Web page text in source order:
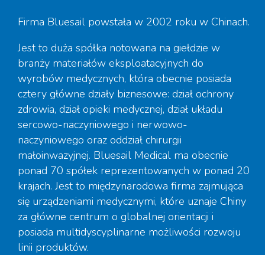
Firma Bluesail powstała w 2002 roku w Chinach.
Jest to duża spółka notowana na giełdzie w
branży materiałów eksploatacyjnych do
wyrobów medycznych, która obecnie posiada
cztery główne działy biznesowe: dział ochrony
zdrowia, dział opieki medycznej, dział układu
sercowo-naczyniowego i nerwowo-
naczyniowego oraz oddział chirurgii
małoinwazyjnej. Bluesail Medical ma obecnie
ponad 70 spółek reprezentowanych w ponad 20
krajach. Jest to międzynarodowa firma zajmująca
się urządzeniami medycznymi, które uznaje Chiny
za główne centrum o globalnej orientacji i
posiada multidyscyplinarne możliwości rozwoju
linii produktów.